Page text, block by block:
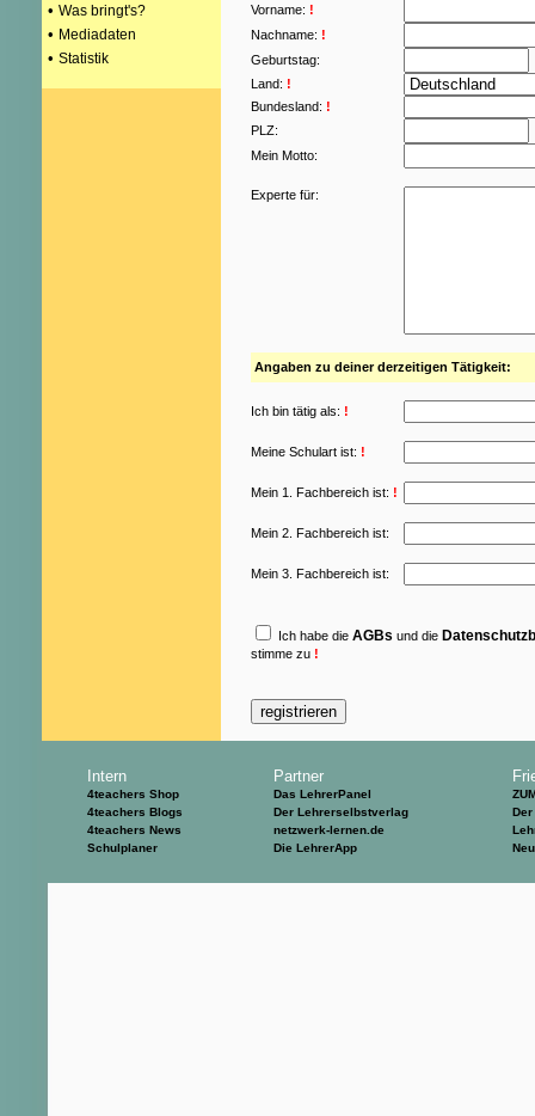
• Was bringt's?
• Mediadaten
• Statistik
Vorname: !
Nachname: !
Geburtstag:
Land: !
Bundesland: !
PLZ:
Mein Motto:
Experte für:
Angaben zu deiner derzeitigen Tätigkeit:
Ich bin tätig als: !
Meine Schulart ist: !
Mein 1. Fachbereich ist: !
Mein 2. Fachbereich ist:
Mein 3. Fachbereich ist:
Ich habe die AGBs und die
stimme zu !
Intern
4teachers Shop
4teachers Blogs
4teachers News
Schulplaner
Partner
Das LehrerPanel
Der Lehrerselbstverlag
netzwerk-lernen.de
Die LehrerApp